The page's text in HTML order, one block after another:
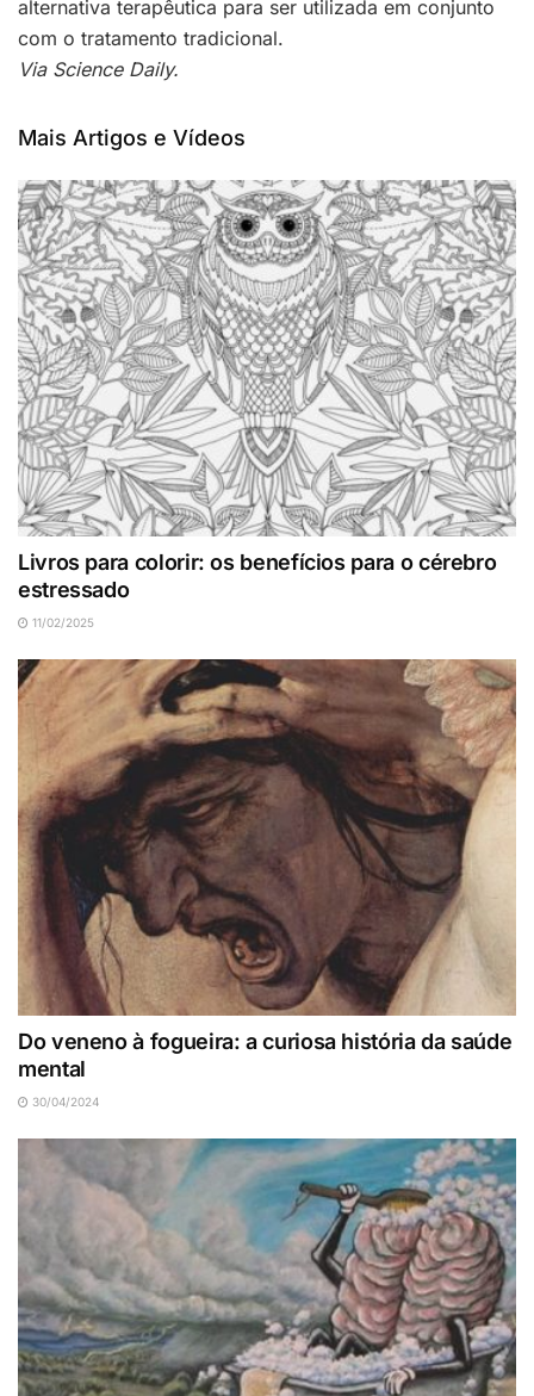
alternativa terapêutica para ser utilizada em conjunto
com o tratamento tradicional.
Via Science Daily.
Mais Artigos e Vídeos
Livros para colorir: os benefícios para o cérebro
estressado
11/02/2025
Do veneno à fogueira: a curiosa história da saúde
mental
30/04/2024